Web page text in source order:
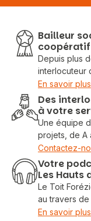
Bailleur
coopératif
Depuis plus
interlocuteur
En savoir plus
Des
à votre
Une équipe
projets, de A
Contactez-
Votre
Les Hauts
Le Toit
au travers de
En savoir plus